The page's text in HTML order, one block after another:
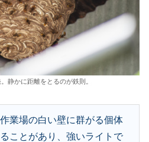
静かに距離をとるのが鉄則。
業場の白い壁に群がる個体
ことがあり、強いライトで